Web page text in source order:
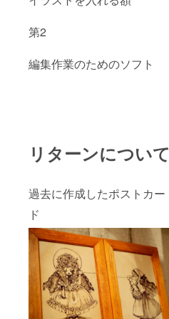
第2
編集作業のためのソフト
リターンについて
過去に作成したポストカー
ド